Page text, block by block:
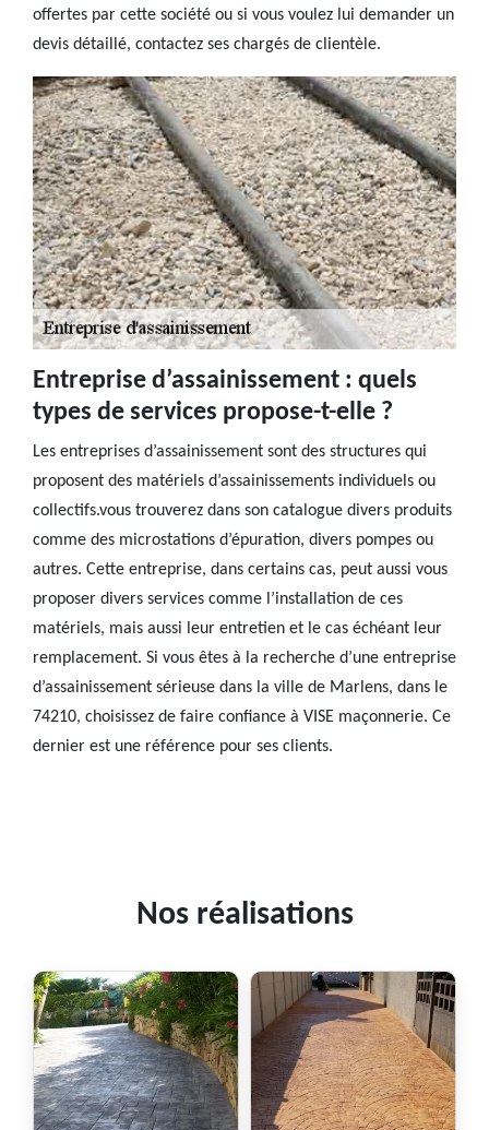
offertes par cette société ou si vous voulez lui demander un
devis détaillé, contactez ses chargés de clientèle.
Entreprise d’assainissement : quels
types de services propose-t-elle ?
Les entreprises d’assainissement sont des structures qui
proposent des matériels d’assainissements individuels ou
collectifs.vous trouverez dans son catalogue divers produits
comme des microstations d’épuration, divers pompes ou
autres. Cette entreprise, dans certains cas, peut aussi vous
proposer divers services comme l’installation de ces
matériels, mais aussi leur entretien et le cas échéant leur
remplacement. Si vous êtes à la recherche d’une entreprise
d’assainissement sérieuse dans la ville de Marlens, dans le
74210, choisissez de faire confiance à VISE maçonnerie. Ce
dernier est une référence pour ses clients.
Nos réalisations